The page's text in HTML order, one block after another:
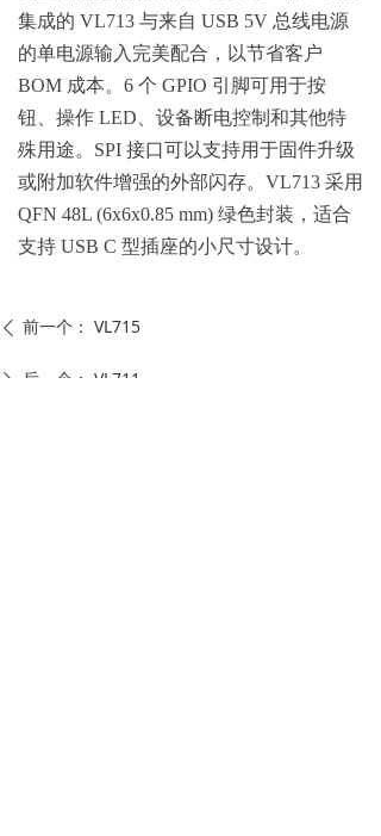
集成的 VL713 与来自 USB 5V 总线电源
的单电源输入完美配合，以节省客户
BOM 成本。6 个 GPIO 引脚可用于按
钮、操作 LED、设备断电控制和其他特
殊用途。SPI 接口可以支持用于固件升级
或附加软件增强的外部闪存。VL713 采用
QFN 48L (6x6x0.85 mm) 绿色封装，适合
支持 USB C 型插座的小尺寸设计。
ꄴ 前一个： VL715
ꄲ 后一个： VL711